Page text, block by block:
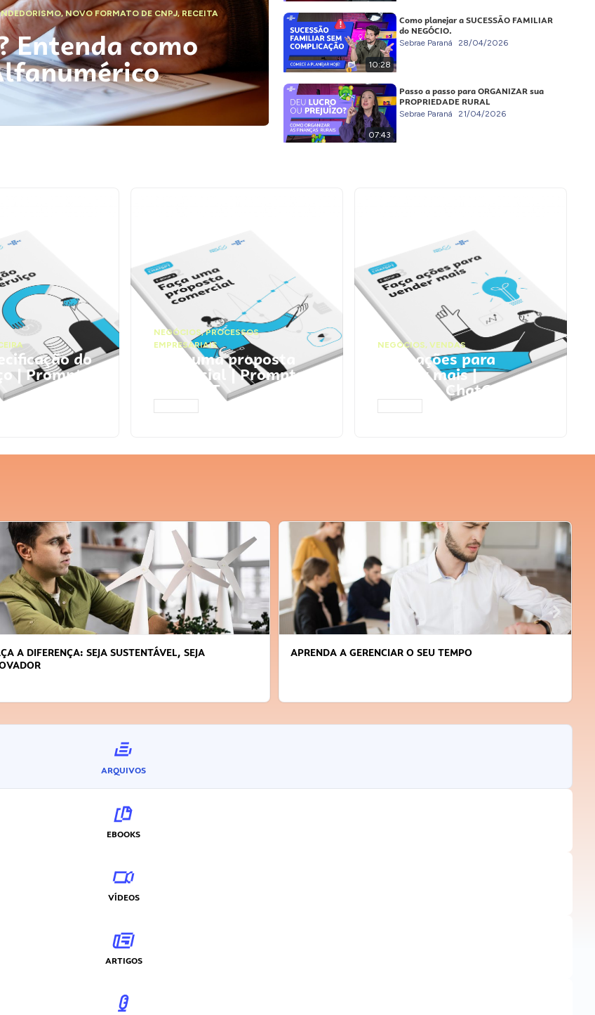
,NOVO FORMATO DE CNPJ,RECEITA
Entenda como
10:28
Como planejar a SUCESSÃO FAMILIAR
do NEGÓCIO.
Sebrae Paraná 28/04/2026
07:43
Passo a passo para ORGANIZAR sua
PROPRIEDADE RURAL
Sebrae Paraná 21/04/2026
do
| Prompts
NEGÓCIOS,PROCESSOS
EMPRESARIAIS
Faça uma proposta
comercial | Prompts
ChatGPT
NEGÓCIOS, VENDAS
Faça ações para
vender mais |
Prompts ChatGPT
A DIFERENÇA: SEJA SUSTENTÁVEL, SEJA
APRENDA A GERENCIAR O SEU TEMPO
ARQUIVOS
EBOOKS
VÍDEOS
ARTIGOS